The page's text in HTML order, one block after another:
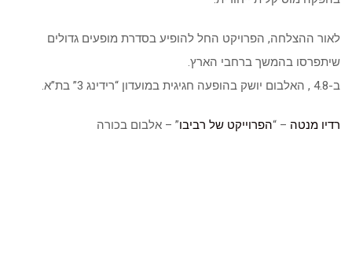
לאור ההצלחה, הפרויקט החל להופיע בסדרת מופעים גדולים
שיתפרסו בהמשך ברחבי הארץ.
ב-4.8 , האלבום יושק בהופעה חגיגית במועדון “רידינג 3” בת”א.
רדיו מנטה – “הפרוייקט של רביבו” – אלבום בכורה